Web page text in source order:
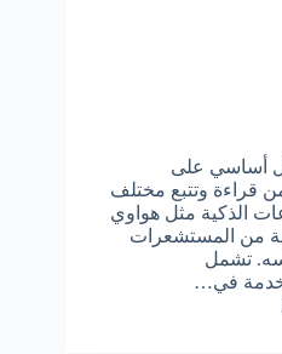
أساسي على
قراءة وتتبع مختلف
الذكية مثل هواوي
مختلفة من المستشعرات
تشمل
في…